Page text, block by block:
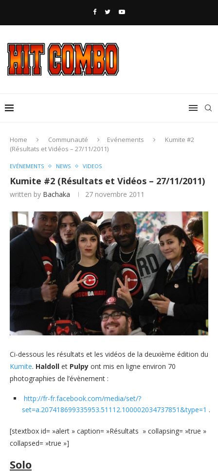
Home Communauté Evénements
Kumite #2
(Résultats et Vidéos – 27/11/2011)
EVÉNEMENTS NEWS VIDEOS
Kumite #2 (Résultats et Vidéos – 27/11/2011)
written by Bachaka 27 novembre 2011
Ci-dessous les résultats et les vidéos de la deuxième édition du
Kumite. Haldoll et Pulpy ont mis en ligne environ 70
photographies de l’évènement :
http://fr-fr.facebook.com/media/set/?
set=a.207418699335953.51112.100002034737851&type=1 .
[stextbox id= »alert » caption= »Résultats » collapsing= »true »
collapsed= »true »]
Solo